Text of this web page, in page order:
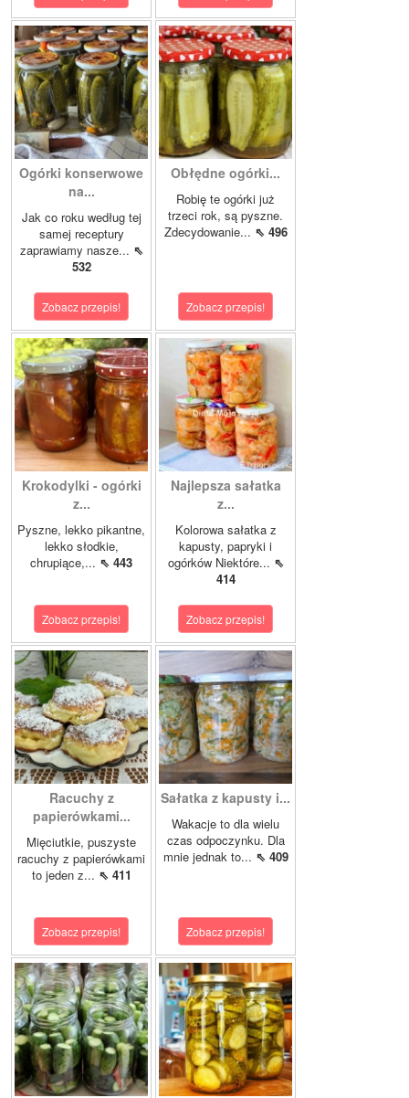
Ogórki konserwowe
na...
Jak co roku według tej
samej receptury
zaprawiamy nasze... ⇖
532
Zobacz przepis!
Obłędne ogórki...
Robię te ogórki już
trzeci rok, są pyszne.
Zdecydowanie... ⇖ 496
Zobacz przepis!
Krokodylki - ogórki
z...
Pyszne, lekko pikantne,
lekko słodkie,
chrupiące,... ⇖ 443
Zobacz przepis!
Najlepsza sałatka
z...
Kolorowa sałatka z
kapusty, papryki i
ogórków Niektóre... ⇖
414
Zobacz przepis!
Racuchy z
papierówkami...
Mięciutkie, puszyste
racuchy z papierówkami
to jeden z... ⇖ 411
Zobacz przepis!
Sałatka z kapusty i...
Wakacje to dla wielu
czas odpoczynku. Dla
mnie jednak to... ⇖ 409
Zobacz przepis!